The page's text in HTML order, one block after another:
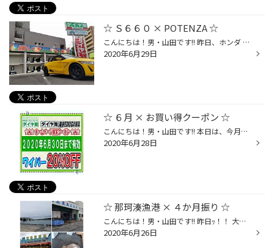
☆ Ｓ６６０ × POTENZA ☆
こんにちは！男・山田です!! 昨日、ホンダ Ｓ６６０に 【 タイヤ × ホイール SET 】 を お取付けさせて頂きました☆(^^)/ 今回お選び頂いた商品は... タイヤ [ POTENZA RE-71RS ] ホイール [ POTENZA RW006 ] ホイールカラーは [ フラットブラック ] !! タイヤ・ホイール共に『 POTENZA 』 ですので ...
2020年6月29日
☆ ６月 × お買い得クーポン ☆
こんにちは！男・山田です!! 本日は、今月最後の日曜日☆(^^)/ ６月の 【 インスタクーポン 】 も あと三日で終了となります!!! 本日は生憎の雨ですが...ではなく！ ワイパー点検には絶好の日でございます☆ ・ワイパー ２０%off ・エアコンフィルター ２０%off ※当店指定の商品となります。 ぜし！ご...
2020年6月28日
☆ 那珂湊漁港 × ４か月振り ☆
こんにちは！男・山田です!! 昨日ｯ！！ 大好きな那珂湊漁港へ行って来ました☆ いや～、本当に久しぶり！ 漁港に行くのは実に４ヶ月振りです!! 海の男達は皆マスクをしていて、 大声を出して活気立てる男もいません。 ４ヶ月前とは少し雰囲気が変わった漁港。 それでもいいの。 最高なんすよ、漁港。...
2020年6月26日